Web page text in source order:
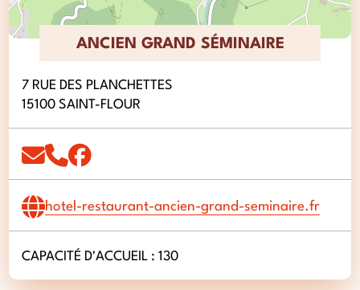
ANCIEN GRAND SÉMINAIRE
7 RUE DES PLANCHETTES
15100 SAINT-FLOUR
hotel-restaurant-ancien-grand-seminaire.fr
CAPACITÉ D'ACCUEIL : 130